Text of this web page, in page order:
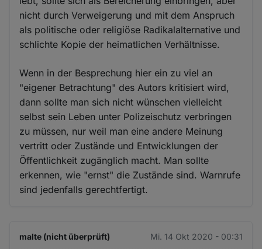
nicht durch Verweigerung und mit dem Anspruch
als politische oder religiöse Radikalalternative und
schlichte Kopie der heimatlichen Verhältnisse.
Wenn in der Besprechung hier ein zu viel an
"eigener Betrachtung" des Autors kritisiert wird,
dann sollte man sich nicht wünschen vielleicht
selbst sein Leben unter Polizeischutz verbringen
zu müssen, nur weil man eine andere Meinung
vertritt oder Zustände und Entwicklungen der
Öffentlichkeit zugänglich macht. Man sollte
erkennen, wie "ernst" die Zustände sind. Warnrufe
sind jedenfalls gerechtfertigt.
malte (nicht überprüft) Mi. 14 Okt 2020 - 00:31